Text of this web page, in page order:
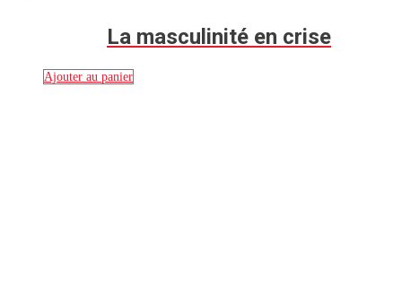
La masculinité en crise
Ajouter au panier